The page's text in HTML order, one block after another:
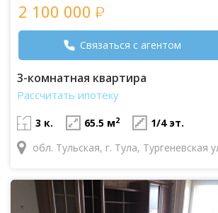
2 100 000
Связаться с агентом
3-комнатная квартира
Рассчитать ипотеку
3 к. 65.5 м2
1/4 эт.
обл. Тульская, г. Тула, Тургеневская